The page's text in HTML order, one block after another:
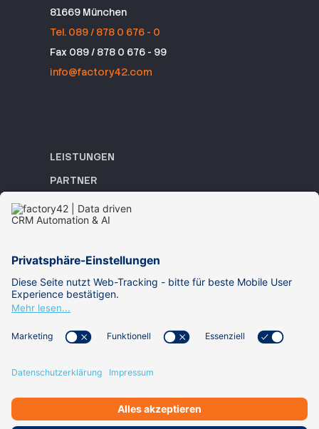
81669 München
Tel. 089 / 878 0 676 - 0
Fax 089 / 878 0 676 - 99
info@factory42.com
LEISTUNGEN
PARTNER
REFERENZEN
ACADEMY
WISSEN
ÜBER UNS
KARRIERE